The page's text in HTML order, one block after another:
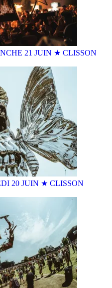
21 JUIN ★ CLISSON
20 JUIN ★ CLISSON